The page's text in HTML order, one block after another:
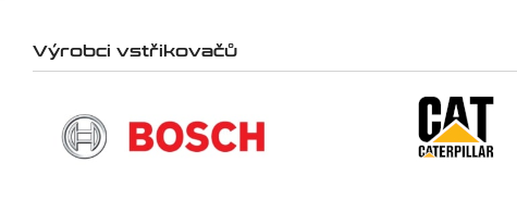
Výrobci vstřikovačů